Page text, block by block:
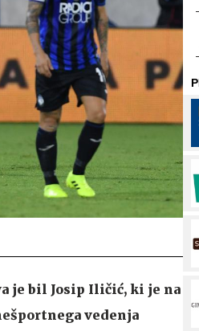
je bil Josip Iličić, ki je na
vedenja